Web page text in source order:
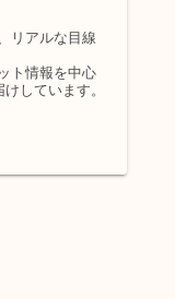
リアルな目線
ト情報を中心
しています。